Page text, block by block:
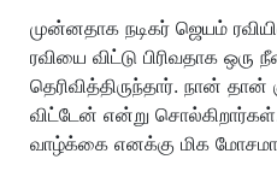
முன்னதாக நடிகர் ஜெயம்
ரவியை விட்டு பிரிவதாக
தெரிவித்திருந்தார். நான்
விட்டேன் என்று
வாழ்க்கை எனக்கு மிக